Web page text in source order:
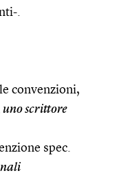
.
convenzioni,
uno scrittore
spec.